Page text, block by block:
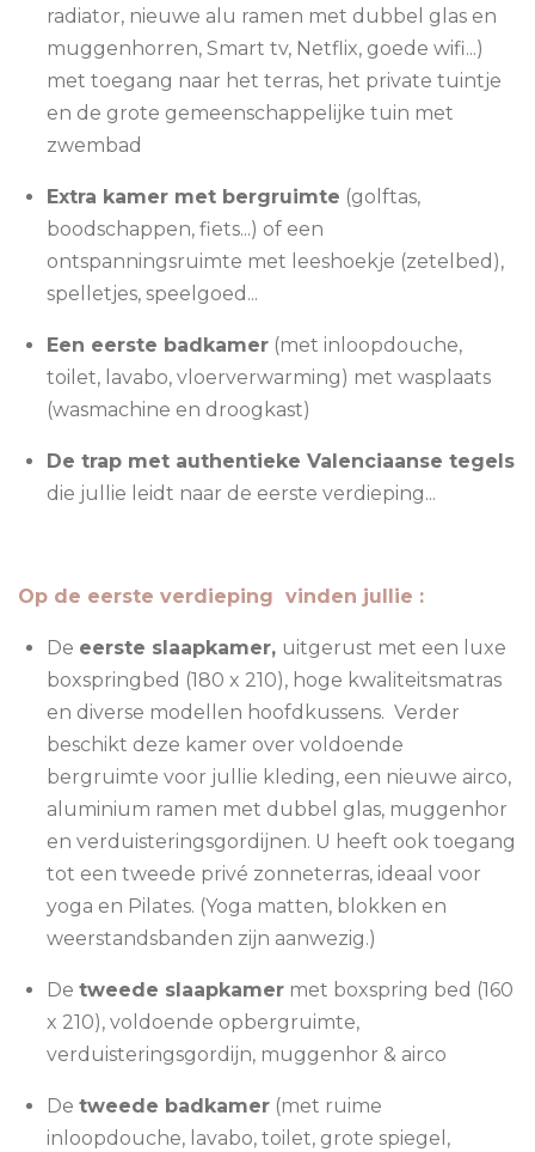
radiator, nieuwe alu ramen met dubbel glas en
muggenhorren, Smart tv, Netflix, goede wifi...)
met toegang naar het terras, het private tuintje
en de grote gemeenschappelijke tuin met
zwembad
Extra kamer met bergruimte (golftas,
boodschappen, fiets...) of een
ontspanningsruimte met leeshoekje (zetelbed),
spelletjes, speelgoed...
Een eerste badkamer (met inloopdouche,
toilet, lavabo, vloerverwarming) met wasplaats
(wasmachine en droogkast)
De trap met authentieke Valenciaanse tegels
die jullie leidt naar de eerste verdieping...
Op de eerste verdieping vinden jullie :
De eerste slaapkamer, uitgerust met een luxe
boxspringbed (180 x 210), hoge kwaliteitsmatras
en diverse modellen hoofdkussens. Verder
beschikt deze kamer over voldoende
bergruimte voor jullie kleding, een nieuwe airco,
aluminium ramen met dubbel glas, muggenhor
en verduisteringsgordijnen. U heeft ook toegang
tot een tweede privé zonneterras, ideaal voor
yoga en Pilates. (Yoga matten, blokken en
weerstandsbanden zijn aanwezig.)
De tweede slaapkamer met boxspring bed (160
x 210), voldoende opbergruimte,
verduisteringsgordijn, muggenhor & airco
De tweede badkamer (met ruime
inloopdouche, lavabo, toilet, grote spiegel,